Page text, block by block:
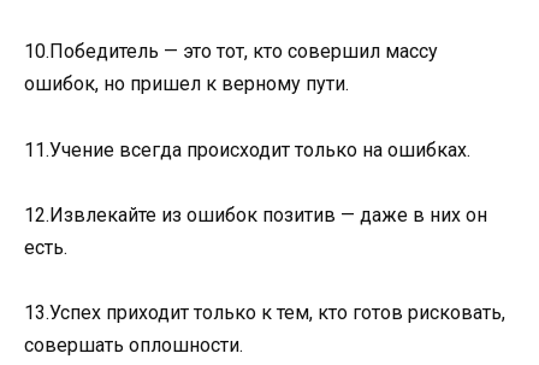
10.Победитель — это тот, кто совершил массу
ошибок, но пришел к верному пути.
11.Учение всегда происходит только на ошибках.
12.Извлекайте из ошибок позитив — даже в них он
есть.
13.Успех приходит только к тем, кто готов рисковать,
совершать оплошности.